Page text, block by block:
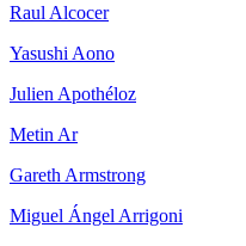
Raul Alcocer
Yasushi Aono
Julien Apothéloz
Metin Ar
Gareth Armstrong
Miguel Ángel Arrigoni